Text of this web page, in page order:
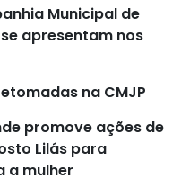
Municipal de
apresentam nos
na CMJP
promove ações de
Lilás para
a mulher